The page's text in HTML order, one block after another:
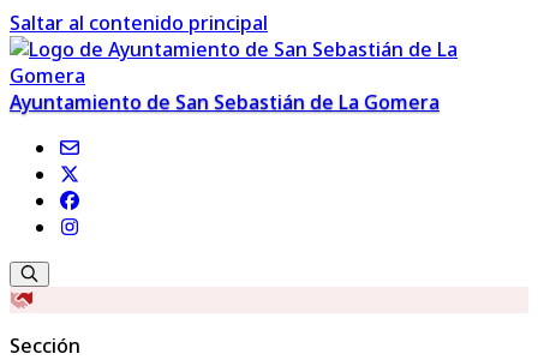
Saltar al contenido principal
Ayuntamiento de San Sebastián de La Gomera
Sección